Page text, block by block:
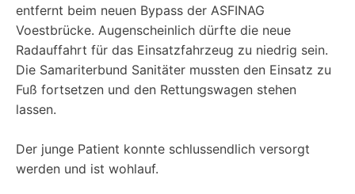
entfernt beim neuen Bypass der ASFINAG
Voestbrücke. Augenscheinlich dürfte die neue
Radauffahrt für das Einsatzfahrzeug zu niedrig sein.
Die Samariterbund Sanitäter mussten den Einsatz zu
Fuß fortsetzen und den Rettungswagen stehen
lassen.
Der junge Patient konnte schlussendlich versorgt
werden und ist wohlauf.